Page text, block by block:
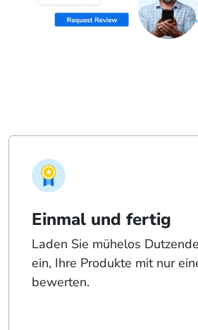
Einmal und fertig
Laden Sie mühelos
ein, Ihre Produkte mit nur
bewerten.